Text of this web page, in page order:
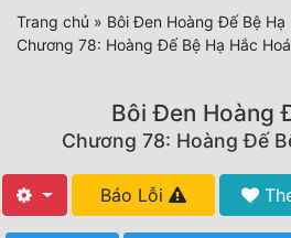
Nhật
(current)
Tất Cả
Trang chủ » Bôi Đen Hoàng Đế Bệ Hạ
Chương 78: Hoàng Đế Bệ Hạ Hắc
Bôi Đen Hoàng
Chương 78: Hoàng Đế
Báo Lỗi